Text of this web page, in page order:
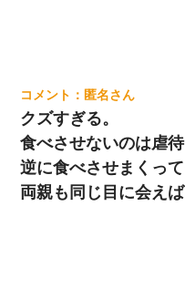
匿名
クズすぎる。
食べさせないのは虐
逆に食べさせまくっ
両親も同じ目に会え